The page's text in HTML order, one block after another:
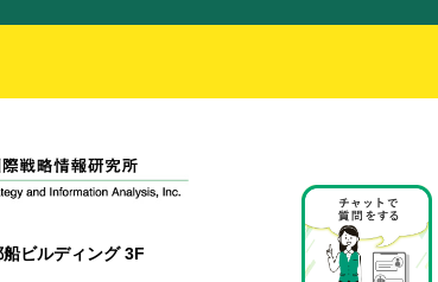
ビルディング 3F